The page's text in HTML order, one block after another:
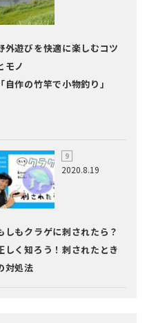
外遊びを快適に楽しむコツ
モノ
「自作の竹竿で小物釣り」
2020.8.19
しもクラゲに刺されたら？
しく知ろう！刺されたとき
対処法